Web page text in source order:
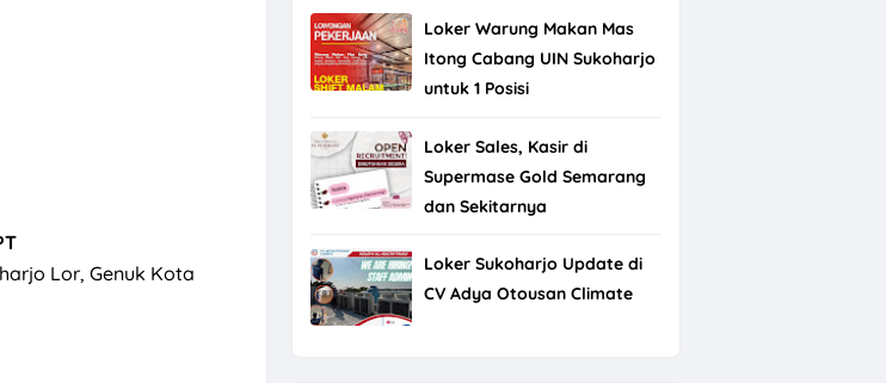
Lor, Genuk Kota
Loker Warung Makan Mas
Itong Cabang UIN Sukoharjo
untuk 1 Posisi
Loker Sales, Kasir di
Supermase Gold Semarang
dan Sekitarnya
Loker Sukoharjo Update di
CV Adya Otousan Climate